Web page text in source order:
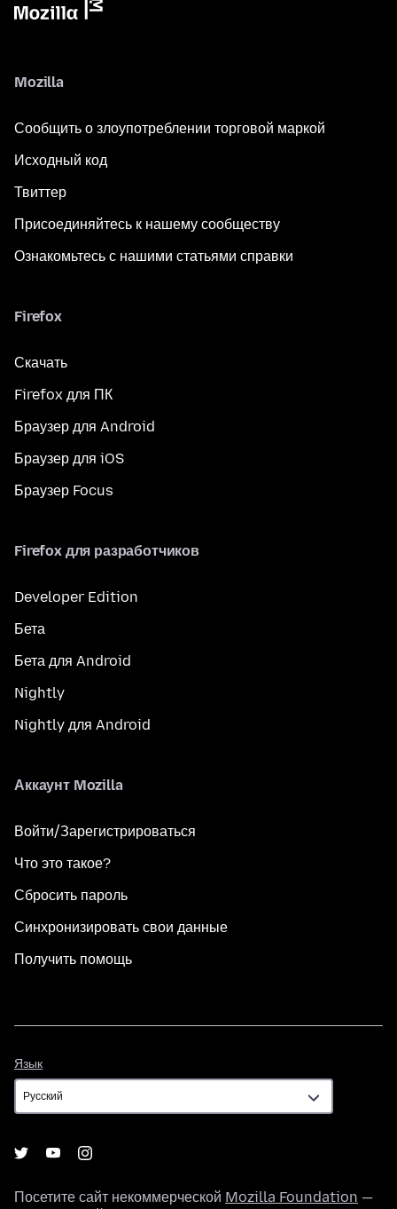
Mozilla
Сообщить о злоупотреблении торговой маркой
Исходный код
Твиттер
Присоединяйтесь к нашему сообществу
Ознакомьтесь с нашими статьями справки
Firefox
Скачать
Firefox для ПК
Браузер для Android
Браузер для iOS
Браузер Focus
Firefox для разработчиков
Developer Edition
Бета
Бета для Android
Nightly
Nightly для Android
Аккаунт Mozilla
Войти/Зарегистрироваться
Что это такое?
Сбросить пароль
Синхронизировать свои данные
Получить помощь
Язык
Посетите сайт некоммерческой Mozilla Foundation —